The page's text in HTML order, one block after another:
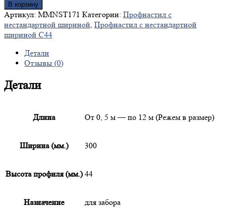
В корзину
Артикул: MMNST171 Категории: Профнастил с
нестандартной шириной, Профнастил с нестандартной
шириной С44
Детали
Отзывы (0)
Детали
Длина От 0, 5 м — по 12 м (Режем в размер)
Ширина (мм.) 300
Высота профиля (мм.) 44
Назначение для забора